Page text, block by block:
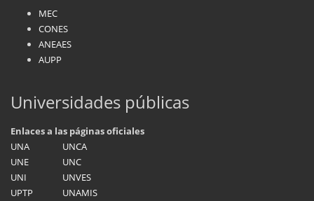
MEC
CONES
ANEAES
AUPP
Universidades públicas
Enlaces a las páginas oficiales
UNA
UNCA
UNE
UNC
UNI
UNVES
UPTP
UNAMIS